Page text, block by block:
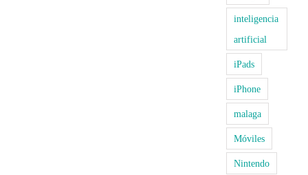
inteligencia
artificial
iPads
iPhone
malaga
Móviles
Nintendo